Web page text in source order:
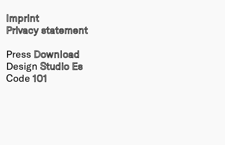
Imprint
Privacy statement
Press Download
Design Studio Es
Code 101